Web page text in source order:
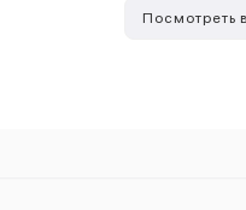
Посмотреть